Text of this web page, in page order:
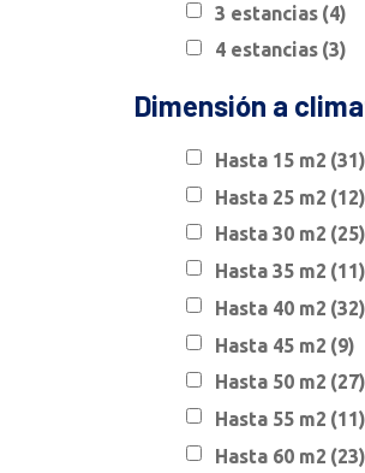
3 estancias (4)
4 estancias (3)
Dimensión a
Hasta 15 m2 (31)
Hasta 25 m2 (12)
Hasta 30 m2 (25)
Hasta 35 m2 (11)
Hasta 40 m2 (32)
Hasta 45 m2 (9)
Hasta 50 m2 (27)
Hasta 55 m2 (11)
Hasta 60 m2 (23)